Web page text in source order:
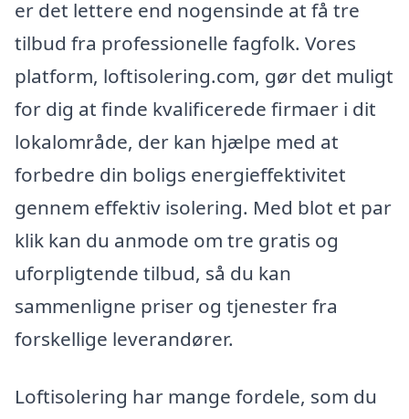
er det lettere end nogensinde at få tre
tilbud fra professionelle fagfolk. Vores
platform, loftisolering.com, gør det muligt
for dig at finde kvalificerede firmaer i dit
lokalområde, der kan hjælpe med at
forbedre din boligs energieffektivitet
gennem effektiv isolering. Med blot et par
klik kan du anmode om tre gratis og
uforpligtende tilbud, så du kan
sammenligne priser og tjenester fra
forskellige leverandører.
Loftisolering har mange fordele, som du